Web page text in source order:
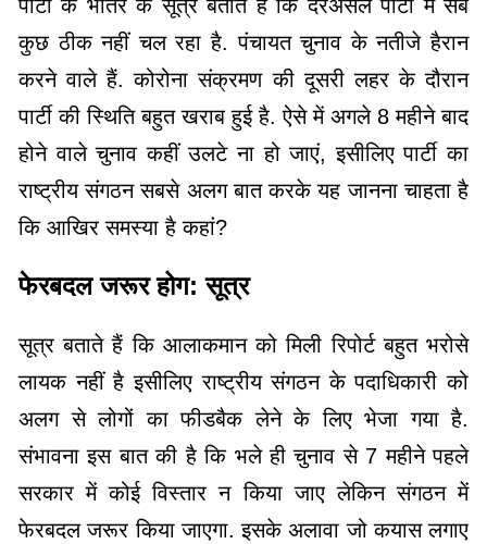
पार्टी के भीतर के सूत्र बताते हैं कि दरअसल पार्टी में सब
कुछ ठीक नहीं चल रहा है. पंचायत चुनाव के नतीजे हैरान
करने वाले हैं. कोरोना संक्रमण की दूसरी लहर के दौरान
पार्टी की स्थिति बहुत खराब हुई है. ऐसे में अगले 8 महीने बाद
होने वाले चुनाव कहीं उलटे ना हो जाएं, इसीलिए पार्टी का
राष्ट्रीय संगठन सबसे अलग बात करके यह जानना चाहता है
कि आखिर समस्या है कहां?
फेरबदल जरूर होग: सूत्र
सूत्र बताते हैं कि आलाकमान को मिली रिपोर्ट बहुत भरोसे
लायक नहीं है इसीलिए राष्ट्रीय संगठन के पदाधिकारी को
अलग से लोगों का फीडबैक लेने के लिए भेजा गया है.
संभावना इस बात की है कि भले ही चुनाव से 7 महीने पहले
सरकार में कोई विस्तार न किया जाए लेकिन संगठन में
फेरबदल जरूर किया जाएगा. इसके अलावा जो कयास लगाए